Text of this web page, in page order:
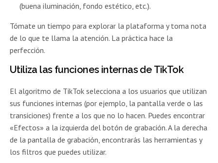
(buena iluminación, fondo estético, etc.).
Tómate un tiempo para explorar la plataforma y toma nota
de lo que te llama la atención. La práctica hace la
perfección.
Utiliza las funciones internas de TikTok
El algoritmo de TikTok selecciona a los usuarios que utilizan
sus funciones internas (por ejemplo, la pantalla verde o las
transiciones) frente a los que no lo hacen. Puedes encontrar
«Efectos» a la izquierda del botón de grabación. A la derecha
de la pantalla de grabación, encontrarás las herramientas y
los filtros que puedes utilizar.